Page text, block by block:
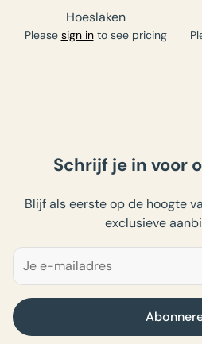
Hoeslaken
Please sign into see pricing
Schrijf je in voor
Blijf als eerste op de hoogte
exclusieve